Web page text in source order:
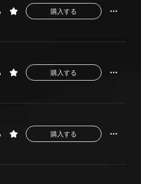
購入する
購入する
購入する